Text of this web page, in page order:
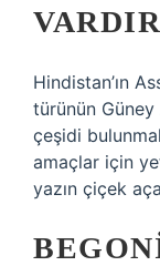
Hindistan’ın
türünün Güney
çeşidi
amaçlar için
yazın çiçek